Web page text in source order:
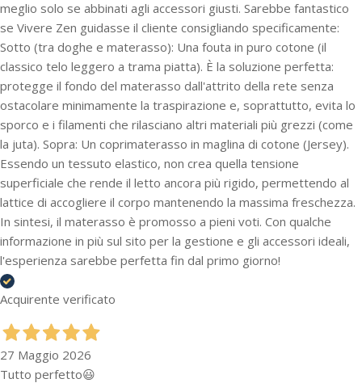
meglio solo se abbinati agli accessori giusti. Sarebbe fantastico
se Vivere Zen guidasse il cliente consigliando specificamente:
Sotto (tra doghe e materasso): Una fouta in puro cotone (il
classico telo leggero a trama piatta). È la soluzione perfetta:
protegge il fondo del materasso dall'attrito della rete senza
ostacolare minimamente la traspirazione e, soprattutto, evita lo
sporco e i filamenti che rilasciano altri materiali più grezzi (come
la juta). Sopra: Un coprimaterasso in maglina di cotone (Jersey).
Essendo un tessuto elastico, non crea quella tensione
superficiale che rende il letto ancora più rigido, permettendo al
lattice di accogliere il corpo mantenendo la massima freschezza.
In sintesi, il materasso è promosso a pieni voti. Con qualche
informazione in più sul sito per la gestione e gli accessori ideali,
l'esperienza sarebbe perfetta fin dal primo giorno!
Acquirente verificato
27 Maggio 2026
Tutto perfetto😃